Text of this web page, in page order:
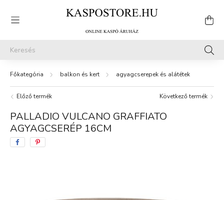
balkon és kert agyagcserepek és alátétek
Előző termék Következő termék
PALLADIO VULCANO GRAFFIATO
AGYAGCSERÉP 16CM